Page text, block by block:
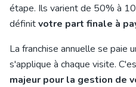
étape. Ils varient de 50% à
définitvotre part finale à
La franchise annuelle se paie
s'applique à chaque visite.
majeur pour la gestion de